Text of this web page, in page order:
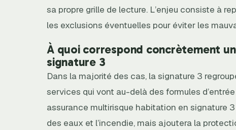
sa propre grille de lecture. L’enjeu consiste à
les exclusions éventuelles pour éviter les
À quoi correspond concrètement
signature 3
Dans la majorité des cas, la signature 3
services qui vont au-delà des formules
assurance multirisque habitation en signature
des eaux et l’incendie, mais ajoutera la